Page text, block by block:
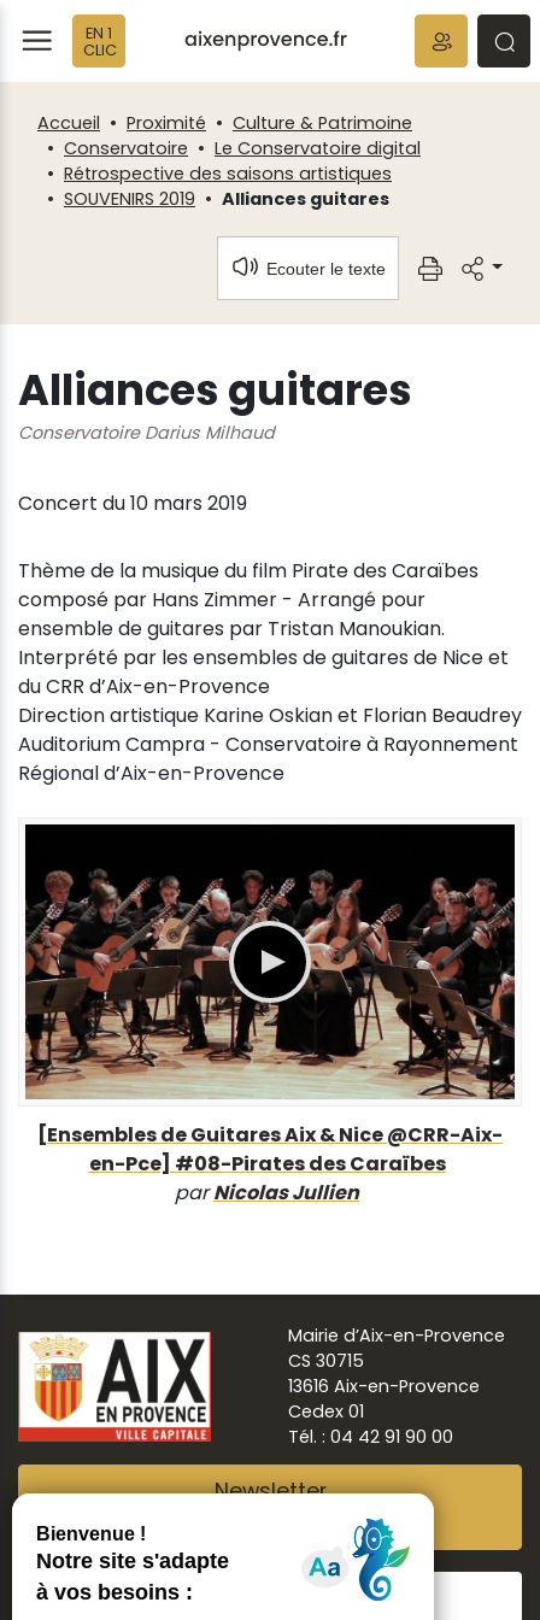
EN 1
CLIC
Accueil Proximité
Culture & Patrimoine
Conservatoire
Le Conservatoire digital
Rétrospective des saisons artistiques
SOUVENIRS 2019
Alliances guitares
Ecouter le texte
Alliances guitares
Conservatoire Darius Milhaud
Concert du 10 mars 2019
Thème de la musique du film Pirate des Caraïbes
composé par Hans Zimmer - Arrangé pour
ensemble de guitares par Tristan Manoukian.
Interprété par les ensembles de guitares de Nice et
du CRR d’Aix-en-Provence
Direction artistique Karine Oskian et Florian Beaudrey
Auditorium Campra - Conservatoire à Rayonnement
Régional d’Aix-en-Provence
[Ensembles de Guitares Aix & Nice @CRR-Aix-
en-Pce] #08-Pirates des Caraïbes
parNicolas Jullien
Mairie d’Aix-en-Provence
CS 30715
13616 Aix-en-Provence
Cedex 01
Tél. : 04 42 91 90 00
Newsletter
Fenêtre
de
chat
Panneau de gestion des cookies